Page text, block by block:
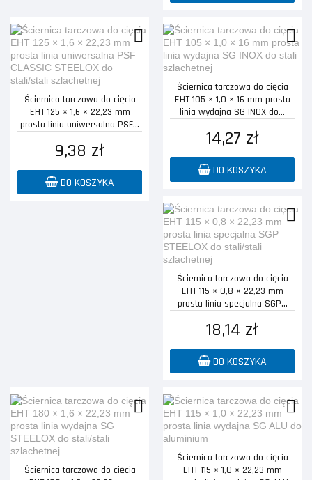
Ściernica tarczowa do cięcia
EHT 125 × 1,6 × 22,23 mm
prosta linia uniwersalna PSF...
9,38 zł
DO KOSZYKA
Ściernica tarczowa do cięcia
EHT 105 × 1,0 × 16 mm prosta
linia wydajna SG INOX do...
14,27 zł
DO KOSZYKA
Ściernica tarczowa do cięcia
EHT 115 × 0,8 × 22,23 mm
prosta linia specjalna SGP...
18,14 zł
DO KOSZYKA
Ściernica tarczowa do cięcia
Ściernica tarczowa do cięcia
EHT 115 × 1,0 × 22,23 mm